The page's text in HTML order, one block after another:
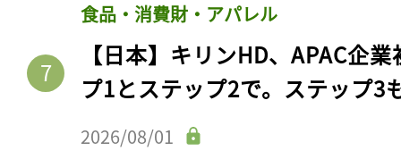
食品・消費財・アパレル
【日本】キリンHD、APAC企
プ1とステップ2で。ステップ3
2026/08/01
記事をお気に入りに
ログインが必